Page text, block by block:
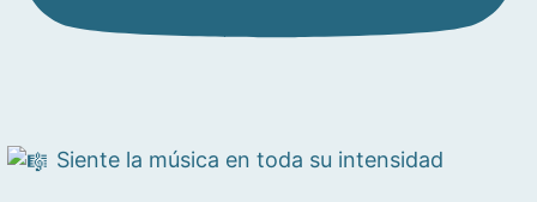
Siente la música en toda su intensidad